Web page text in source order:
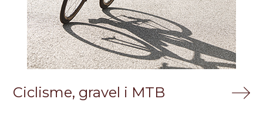
Ciclisme, gravel i MTB